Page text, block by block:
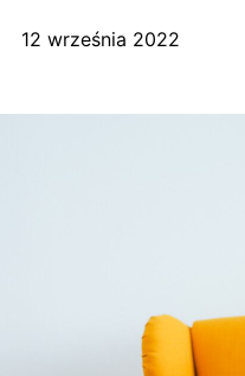
12 września 2022